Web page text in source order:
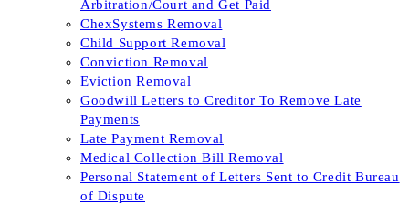
Arbitration/Court and Get Paid
ChexSystems Removal
Child Support Removal
Conviction Removal
Eviction Removal
Goodwill Letters to Creditor To Remove Late
Payments
Late Payment Removal
Medical Collection Bill Removal
Personal Statement of Letters Sent to Credit Bureau
of Dispute